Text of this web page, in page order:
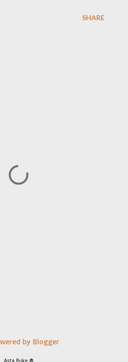
SHARE
by Blogger